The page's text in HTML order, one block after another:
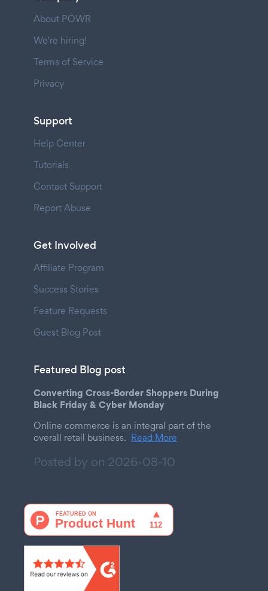
About POWR
We're hiring!
Terms of Service
Privacy
Support
Help Center
Tutorials
Contact Support
Report Abuse
Get Involved
Affiliate Program
Success Stories
Feature Requests
Guest Blog Post
Featured Blog post
Converting Cross-Border Shoppers During
Black Friday & Cyber Monday
Online commerce is an integral part of the
overall retail business. Read More
Posted by on 2026-08-10